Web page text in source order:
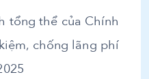
tổng thể của Chính
chống lãng phí